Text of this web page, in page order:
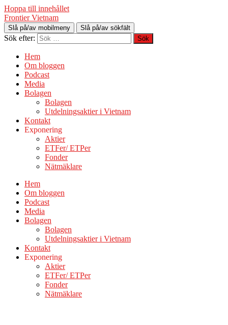
Hoppa till innehållet
Frontier Vietnam
Slå på/av mobilmeny Slå på/av sökfält
Sök efter:
Hem
Om bloggen
Podcast
Media
Bolagen
Bolagen
Utdelningsaktier i Vietnam
Kontakt
Exponering
Aktier
ETFer/ ETPer
Fonder
Nätmäklare
Hem
Om bloggen
Podcast
Media
Bolagen
Bolagen
Utdelningsaktier i Vietnam
Kontakt
Exponering
Aktier
ETFer/ ETPer
Fonder
Nätmäklare